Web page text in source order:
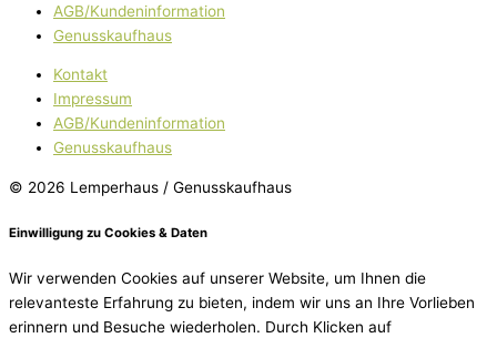
AGB/Kundeninformation
Genusskaufhaus
Kontakt
Impressum
AGB/Kundeninformation
Genusskaufhaus
© 2026 Lemperhaus / Genusskaufhaus
Einwilligung zu Cookies & Daten
Wir verwenden Cookies auf unserer Website, um Ihnen die
relevanteste Erfahrung zu bieten, indem wir uns an Ihre Vorlieben
erinnern und Besuche wiederholen. Durch Klicken auf